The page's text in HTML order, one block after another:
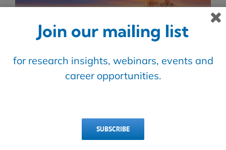
Décembre 11, 2025
Hiver 2025 – Info Source
Join our mailing list
for research insights, webinars, events and
career opportunities.
SUBSCRIBE